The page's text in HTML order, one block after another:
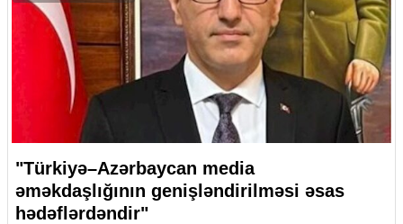
"Türkiyə–Azərbaycan media
əməkdaşlığının genişləndirilməsi əsas
hədəflərdəndir"